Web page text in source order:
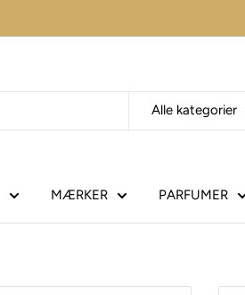
Alle kategorier
MÆRKER PARFUMER